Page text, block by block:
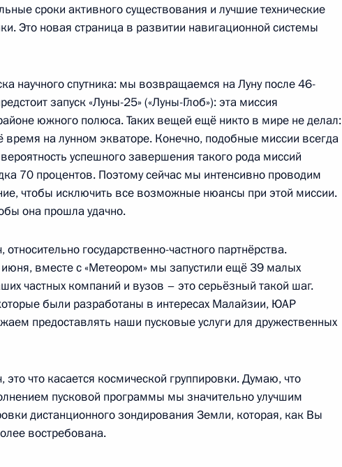
Председателя Правительства Юрием
верфи»
Юрием Борисовым
сроки активного существования и лучшие технические
Это новая страница в развитии навигационной системы
научного спутника: мы возвращаемся на Луну после 46-
запуск «Луны-25» («Луны-Глоб»): эта миссия
южного полюса. Таких вещей ещё никто в мире не делал:
время на лунном экваторе. Конечно, подобные миссии всегда
успешного завершения такого рода миссий
70 процентов. Поэтому сейчас мы интенсивно проводим
чтобы исключить все возможные нюансы при этой миссии.
она прошла удачно.
государственно-частного партнёрства.
вместе с «Метеором» мы запустили ещё 39 малых
частных компаний и вузов – это серьёзный такой шаг.
были разработаны в интересах Малайзии, ЮАР
предоставлять наши пусковые услуги для дружественных
что касается космической группировки. Думаю, что
пусковой программы мы значительно улучшим
дистанционного зондирования Земли, которая, как Вы
востребована.